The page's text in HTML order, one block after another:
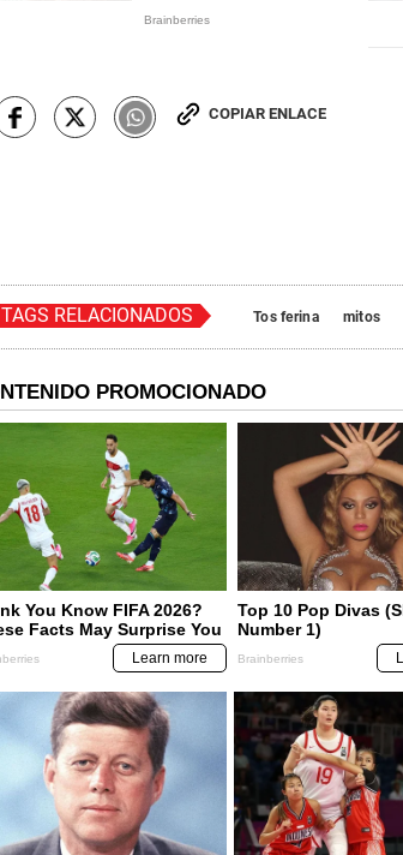
COPIAR ENLACE
TAGS RELACIONADOS Tos ferina mitos